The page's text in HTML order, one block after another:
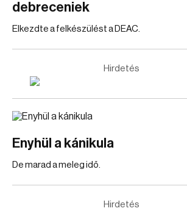
debreceniek
Elkezdte a felkészülést a DEAC.
Hirdetés
Enyhül a kánikula
De marad a meleg idő.
Hirdetés